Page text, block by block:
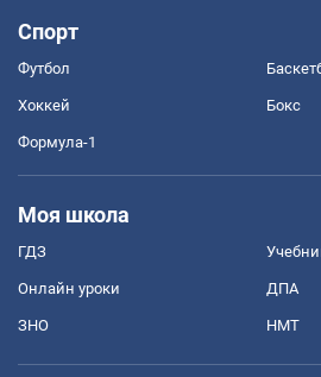
Спорт
Футбол
Хоккей Бокс
Формула-1
Моя школа
ГДЗ
Онлайн уроки ДПА
ЗНО НМТ